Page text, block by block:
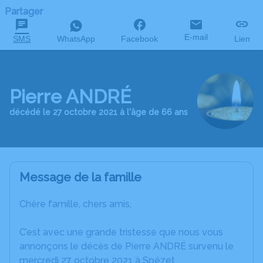
Partager
SMS WhatsApp Facebook E-mail Lien
Pierre ANDRÉ
décédé le 27 octobre 2021 à l'âge de 66 ans
Message de la famille
Chère famille, chers amis,
C’est avec une grande tristesse que nous vous
annonçons le décès de Pierre ANDRÉ survenu le
mercredi 27 octobre 2021 à Spézet.